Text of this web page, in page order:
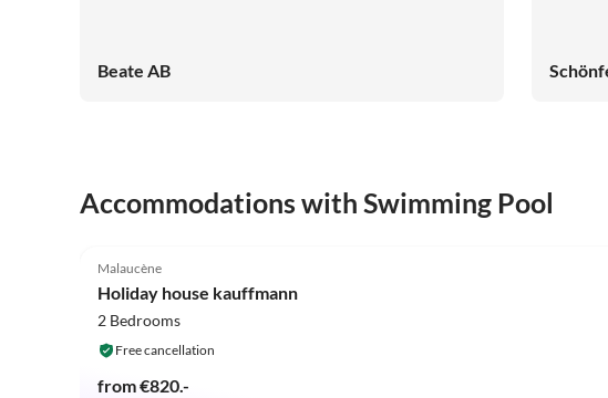
Beate AB
Accommodations with Swimming Pool
Malaucène
Holiday house kauffmann
2 Bedrooms
Free cancellation
from €820.-